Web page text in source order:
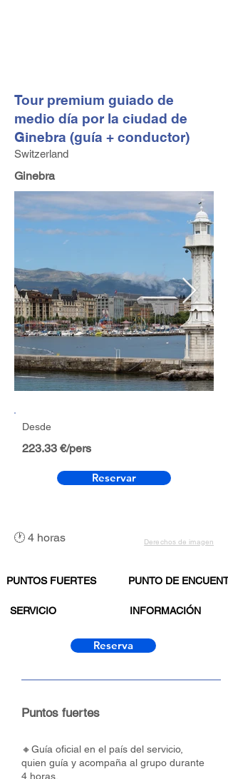
Tour premium guiado de
medio día por la ciudad de
Ginebra (guía + conductor)
Switzerland
Ginebra
Desde
223.33 €/pers
Reservar
🕐 4 horas Derechos de imagen
PUNTOS FUERTES
SERVICIO
PUNTO DE
INFORMACIÓN
Reserva
Puntos fuertes
🔸Guía oficial en el país del servicio,
quien guía y acompaña al grupo durante
4 horas.